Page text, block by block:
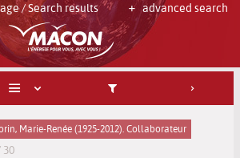
advanced search
/Search results
Marie-Renée (1925-2012). Collaborateur
30